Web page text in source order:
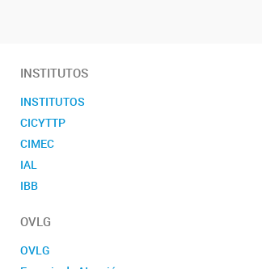
INSTITUTOS
INSTITUTOS
CICYTTP
CIMEC
IAL
IBB
ICIVET
ICTAER
OVLG
OVLG